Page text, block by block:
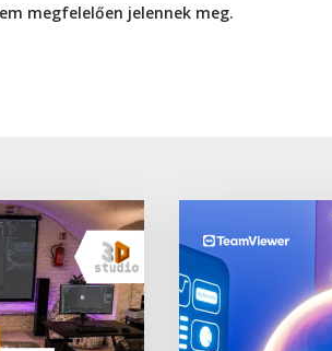
megfelelően jelennek meg.